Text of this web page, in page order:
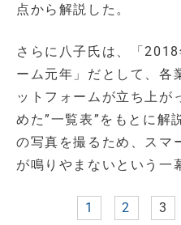
点から解説した。
さらに八子氏は、「
ーム元年」だとして、各
ットフォームが立ち上が
めた”一覧表”をもとに解
の写真を撮るため、スマ
が鳴りやまないという一
1 2 3